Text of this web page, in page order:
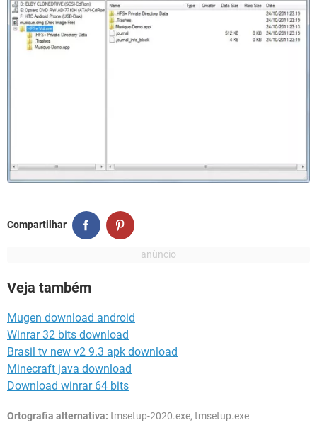
Compartilhar
Veja também
Mugen download android
Winrar 32 bits download
Brasil tv new v2 9.3 apk download
Minecraft java download
Download winrar 64 bits
Ortografia alternativa: tmsetup-2020.exe, tmsetup.exe